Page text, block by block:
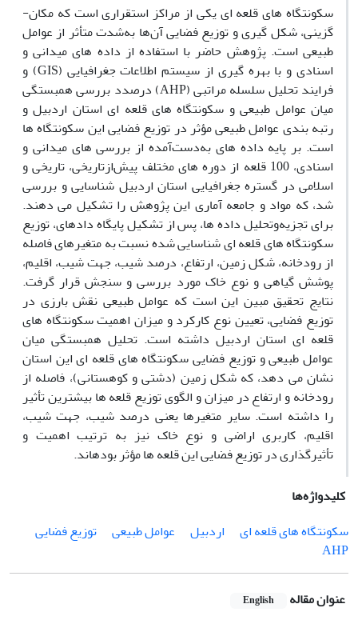
سکونتگاه ­های قلعه ­ای یکی از مراکز استقراری است که مکان­
گزینی، شکل­ گیری و توزیع فضایی آن‌ها به‌شدت متأثر از عوامل
طبیعی است. پژوهش حاضر با استفاده از داده­ های میدانی و
اسنادی و با بهره ­گیری از سیستم اطلاعات جغرافیایی (GIS) و
فرایند تحلیل سلسله مراتبی (AHP) درصدد بررسی همبستگی
میان عوامل طبیعی و سکونتگاه­ های قلعه ای استان اردبیل و
رتبه ­بندی عوامل طبیعی مؤثر در توزیع فضایی این سکونتگاه ­ها
است. بر پایه داده­ های به‌دست‌آمده از بررسی­ های میدانی و
اسنادی، 100 قلعه از دوره­ های مختلف پیش‌ازتاریخی، تاریخی و
اسلامی در گستره جغرافیایی استان اردبیل شناسایی و بررسی
شد، که مواد و جامعه آماری این پژوهش را تشکیل می­ دهند.
برای تجزیه‌وتحلیل داده­ ها، پس از تشکیل پایگاه داده­ای، توزیع
سکونتگاه ­های قلعه ­ای شناسایی شده نسبت به متغیرهای فاصله
از رودخانه، شکل زمین، ارتفاع، درصد شیب، جهت شیب، اقلیم،
پوشش گیاهی و نوع خاک مورد بررسی و سنجش قرار گرفت.
نتایج تحقیق مبین این است که عوامل طبیعی نقش بارزی در
توزیع فضایی، تعیین نوع کارکرد و میزان اهمیت سکونتگاه ­های
قلعه­ ای استان اردبیل داشته است. تحلیل همبستگی میان
عوامل طبیعی و توزیع فضایی سکونتگاه های قلعه­ ای این استان
نشان می­ دهد، که شکل زمین (دشتی و کوهستانی)، فاصله از
رودخانه و ارتفاع در میزان و الگوی توزیع قلعه­ ها بیش­ترین تأثیر
را داشته است. سایر متغیرها یعنی درصد شیب، جهت شیب،
اقلیم، کاربری اراضی و نوع خاک نیز به ترتیب اهمیت و
تأثیرگذاری در توزیع فضایی این قلعه ­ها مؤثر بوده­اند.
کلیدواژه‌ها
سکونتگاه های قلعه ای
اردبیل عوامل طبیعی
توزیع فضایی
AHP
عنوان مقاله English